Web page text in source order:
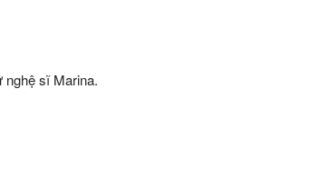
nghệ sĩ Marina.